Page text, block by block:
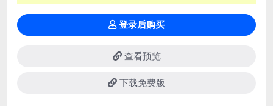
登录后购买
查看预览
下载免费版